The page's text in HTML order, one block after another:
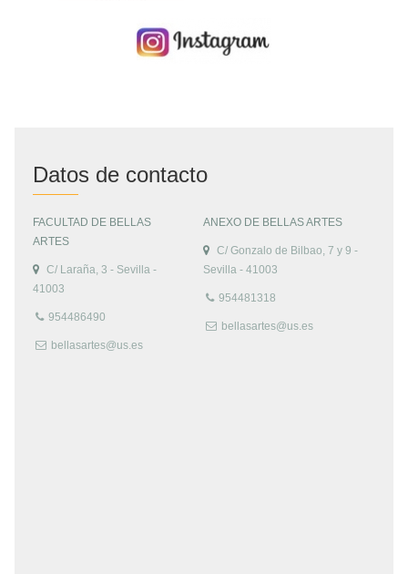
Datos de contacto
FACULTAD DE BELLAS
ARTES
C/ Laraña, 3 - Sevilla -
41003
954486490
bellasartes@us.es
ANEXO DE BELLAS ARTES
C/ Gonzalo de Bilbao, 7 y 9 -
Sevilla - 41003
954481318
bellasartes@us.es